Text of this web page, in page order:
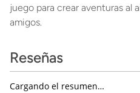
juego para crear aventuras al
amigos.
Reseñas
Cargando el resumen…